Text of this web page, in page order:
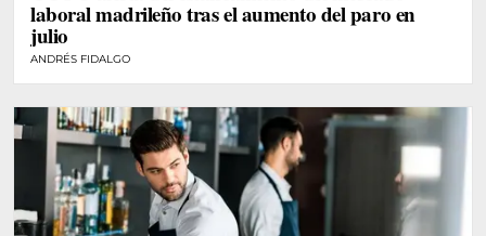
laboral madrileño tras el aumento del paro en
julio
ANDRÉS FIDALGO